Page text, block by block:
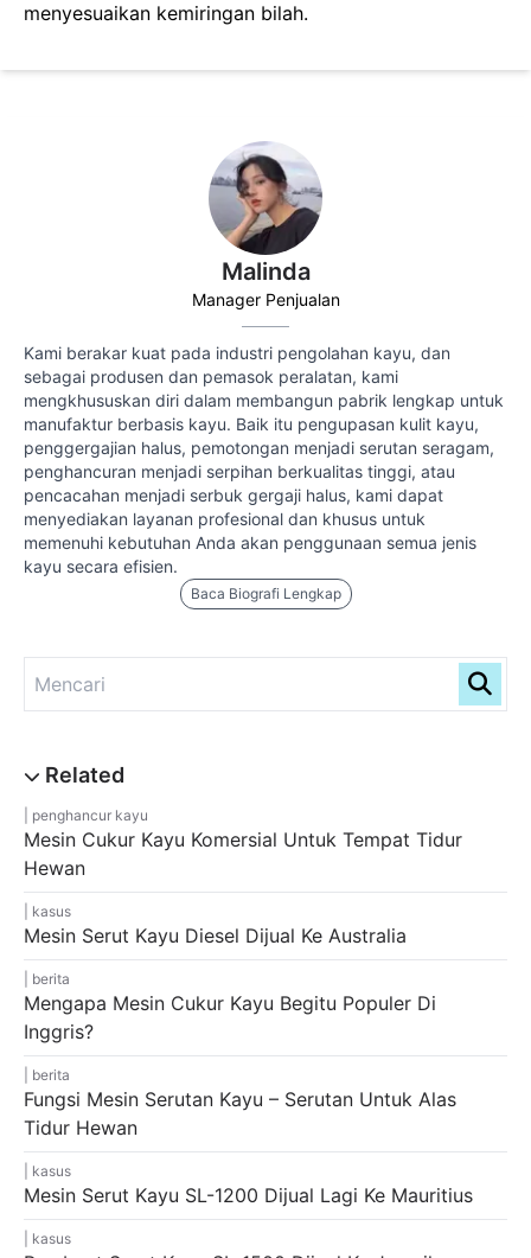
Malinda
Manager Penjualan
Kami berakar kuat pada industri pengolahan kayu, dan
sebagai produsen dan pemasok peralatan, kami
mengkhususkan diri dalam membangun pabrik lengkap untuk
manufaktur berbasis kayu. Baik itu pengupasan kulit kayu,
penggergajian halus, pemotongan menjadi serutan seragam,
penghancuran menjadi serpihan berkualitas tinggi, atau
pencacahan menjadi serbuk gergaji halus, kami dapat
menyediakan layanan profesional dan khusus untuk
memenuhi kebutuhan Anda akan penggunaan semua jenis
kayu secara efisien.
Baca Biografi Lengkap
penghancur kayu
Mesin Cukur Kayu Komersial Untuk Tempat Tidur
Hewan
kasus
Mesin Serut Kayu Diesel Dijual Ke Australia
berita
Mengapa Mesin Cukur Kayu Begitu Populer Di
Inggris?
berita
Fungsi Mesin Serutan Kayu – Serutan Untuk Alas
Tidur Hewan
kasus
Mesin Serut Kayu SL-1200 Dijual Lagi Ke Mauritius
kasus
menyesuaikan kemiringan bilah.